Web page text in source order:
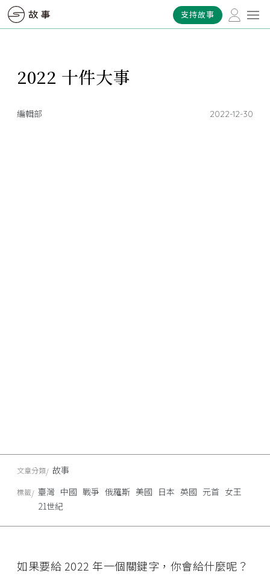
支持故事
2022 十件大事
編輯部 2022-12-30
如果要給 2022 年一個關鍵字，你會給什麼呢？
文章分類 故事
標籤 臺灣 中國 戰爭 俄羅斯 美國 日本 英國 元首 女王
21世紀